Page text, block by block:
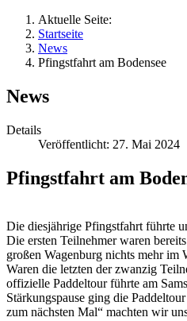
Aktuelle Seite:
Startseite
News
Pfingstfahrt am Bodensee
News
Details
Veröffentlicht: 27. Mai 2024
Pfingstfahrt am
Die diesjährige Pfingstfahrt führte
Die ersten Teilnehmer waren
großen Wagenburg nichts mehr im
Waren die letzten der zwanzig
offizielle Paddeltour führte am
Stärkungspause ging die
zum nächsten Mal“ machten wir